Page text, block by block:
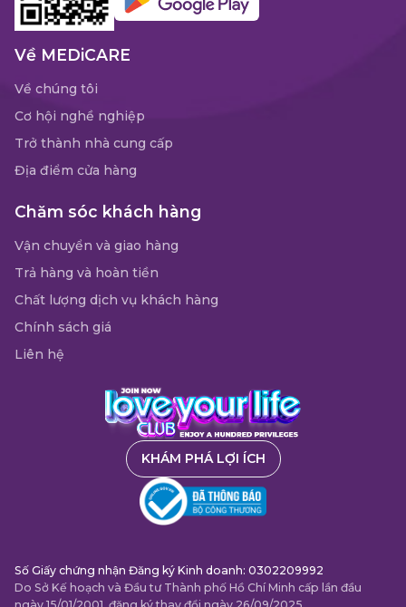
Về MEDiCARE
Về chúng tôi
Cơ hội nghề nghiệp
Trở thành nhà cung cấp
Địa điểm cửa hàng
Chăm sóc khách hàng
Vận chuyển và giao hàng
Trả hàng và hoàn tiền
Chất lượng dịch vụ khách hàng
Chính sách giá
Liên hệ
KHÁM PHÁ LỢI ÍCH
Số Giấy chứng nhận Đăng ký Kinh doanh: 0302209992
Do Sở Kế hoạch và Đầu tư Thành phố Hồ Chí Minh cấp lần đầu